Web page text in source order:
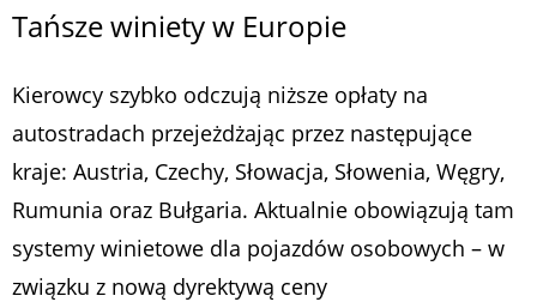
Tańsze winiety w Europie
Kierowcy szybko odczują niższe opłaty na
autostradach przejeżdżając przez następujące
kraje: Austria, Czechy, Słowacja, Słowenia, Węgry,
Rumunia oraz Bułgaria. Aktualnie obowiązują tam
systemy winietowe dla pojazdów osobowych – w
związku z nową dyrektywą ceny